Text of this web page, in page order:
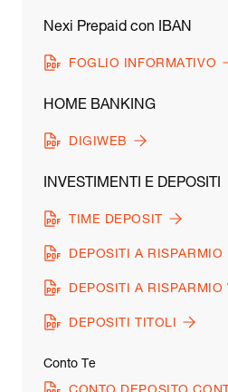
Nexi Prepaid con IBAN
FOGLIO INFORMATIVO
HOME BANKING
DIGIWEB
INVESTIMENTI E DEPOSITI
TIME DEPOSIT
DEPOSITI A RISPARMIO
DEPOSITI A RISPARMIO
DEPOSITI TITOLI
Conto Te